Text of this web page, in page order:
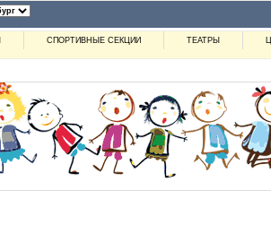
СПОРТИВНЫЕ СЕКЦИИ ТЕАТРЫ